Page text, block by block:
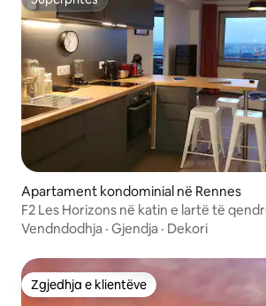
Superpritës
Apartament kondominial në Rennes
F2 Les Horizons në katin e lartë të
Vendndodhja · Gjendja · Dekori
Zgjedhja e klientëve
Zgjedhja e klientëve